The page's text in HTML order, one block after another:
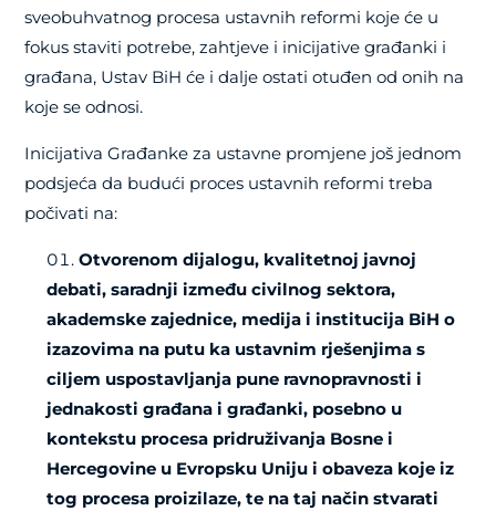
sveobuhvatnog procesa ustavnih reformi koje će u
fokus staviti potrebe, zahtjeve i inicijative građanki i
građana, Ustav BiH će i dalje ostati otuđen od onih na
koje se odnosi.
Inicijativa Građanke za ustavne promjene još jednom
podsjeća da budući proces ustavnih reformi treba
počivati na:
Otvorenom dijalogu, kvalitetnoj javnoj
debati, saradnji između civilnog sektora,
akademske zajednice, medija i institucija BiH o
izazovima na putu ka ustavnim rješenjima s
ciljem uspostavljanja pune ravnopravnosti i
jednakosti građana i građanki, posebno u
kontekstu procesa pridruživanja Bosne i
Hercegovine u Evropsku Uniju i obaveza koje iz
tog procesa proizilaze, te na taj način stvarati